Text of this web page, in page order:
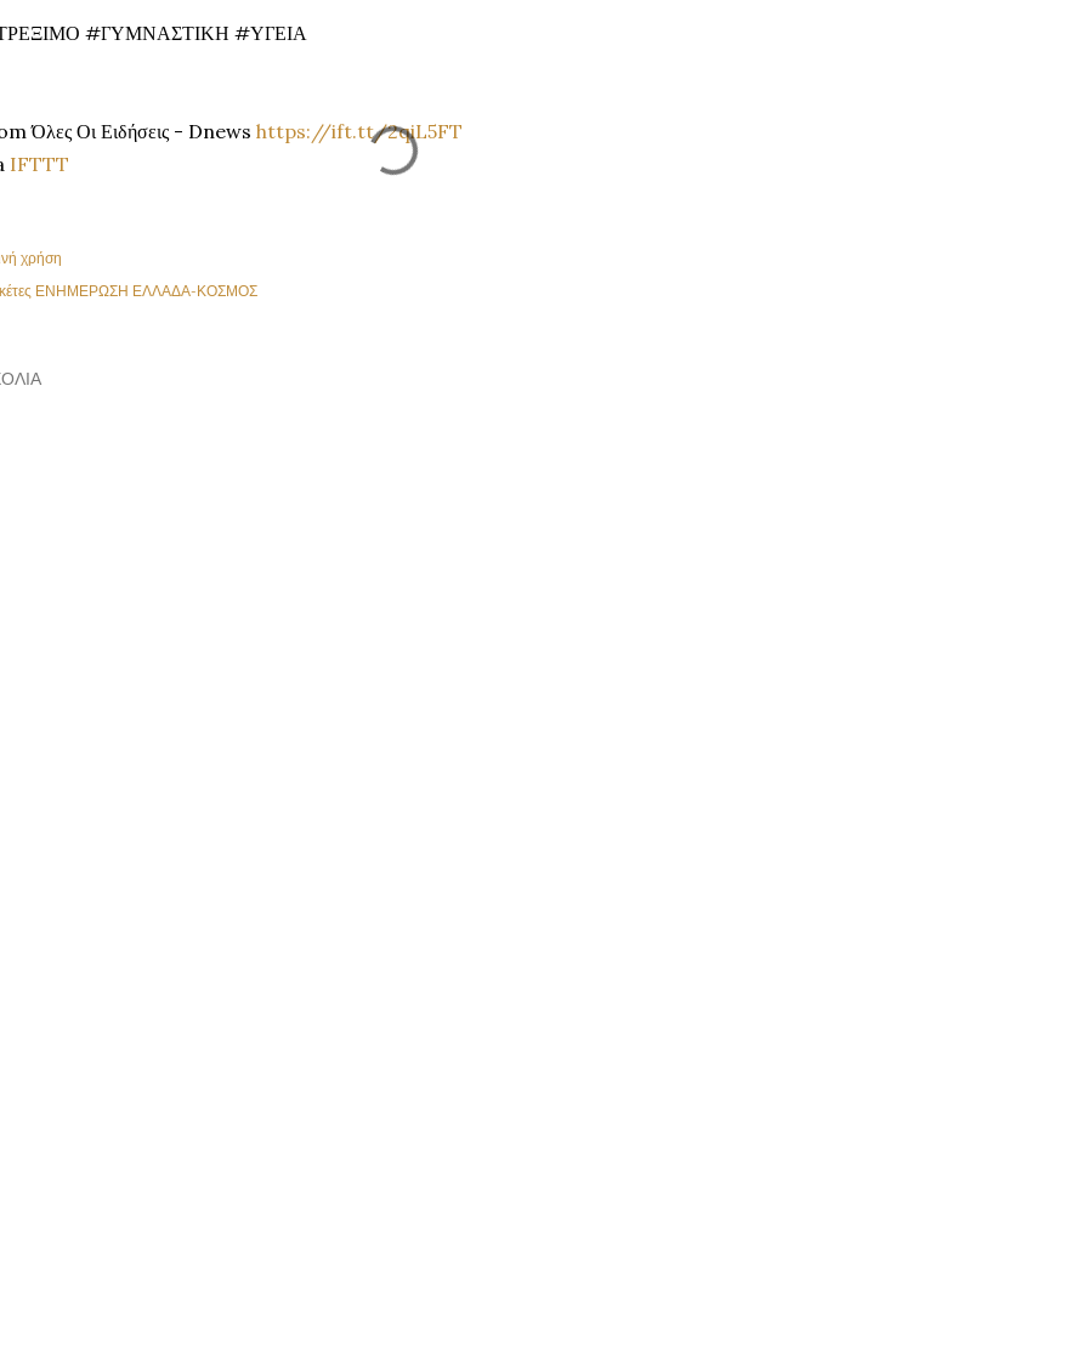
#ΓΥΜΝΑΣΤΙΚΗ #ΥΓΕΙΑ
Όλες Οι Ειδήσεις - Dnews https://ift.tt/2qiL5FT
IFTTT
χρήση
ΕΝΗΜΕΡΩΣΗ ΕΛΛΑΔΑ-ΚΟΣΜΟΣ